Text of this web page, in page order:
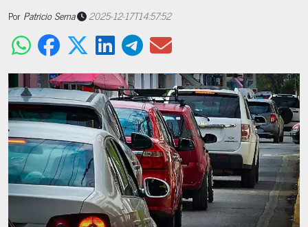
Por Patricio Serna 2025-12-17T14:57:52